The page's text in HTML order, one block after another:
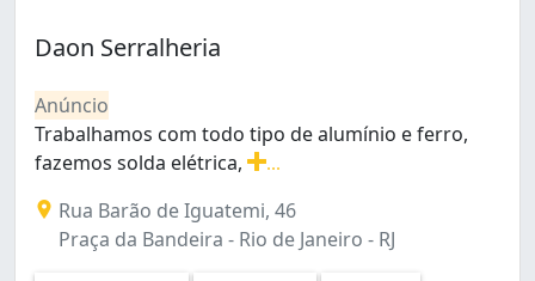
Bento Ribeiro (2)
Botafogo (6)
Braz de Pina (7)
Cachambi (5)
Campinho (1)
Campo Grande (22)
Daon Serralheria
Anúncio
Trabalhamos com todo tipo de alumínio e ferro,
fazemos solda elétrica,
Rua Barão de Iguatemi, 46
Praça da Bandeira - Rio de Janeiro - RJ